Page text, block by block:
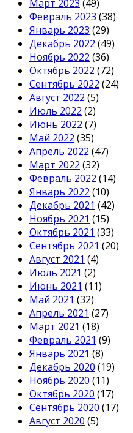
Март 2023 (49)
Февраль 2023 (38)
Январь 2023 (29)
Декабрь 2022 (49)
Ноябрь 2022 (36)
Октябрь 2022 (72)
Сентябрь 2022 (24)
Август 2022 (5)
Июль 2022 (2)
Июнь 2022 (7)
Май 2022 (35)
Апрель 2022 (47)
Март 2022 (32)
Февраль 2022 (14)
Январь 2022 (10)
Декабрь 2021 (42)
Ноябрь 2021 (15)
Октябрь 2021 (33)
Сентябрь 2021 (20)
Август 2021 (4)
Июль 2021 (2)
Июнь 2021 (11)
Май 2021 (32)
Апрель 2021 (27)
Март 2021 (18)
Февраль 2021 (9)
Январь 2021 (8)
Декабрь 2020 (19)
Ноябрь 2020 (11)
Октябрь 2020 (17)
Сентябрь 2020 (17)
Август 2020 (5)